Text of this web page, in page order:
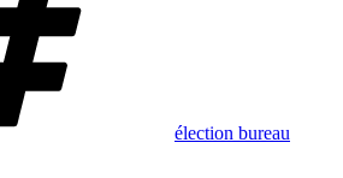
élection bureau